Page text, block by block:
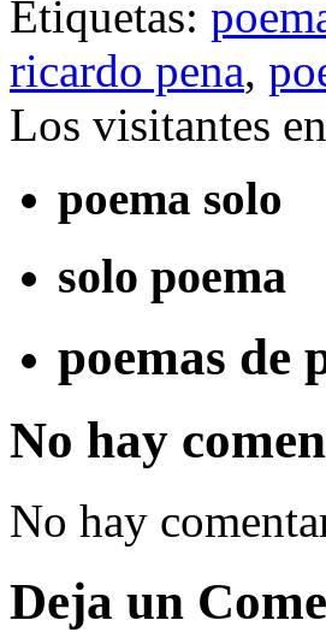
Etiquetas:
ricardo pena,
Los visitantes
poema solo
solo poema
poemas de
No hay
No hay
Deja un